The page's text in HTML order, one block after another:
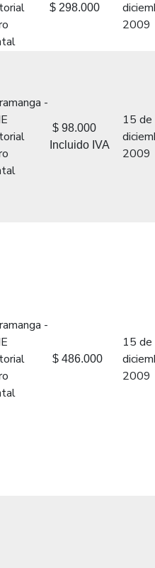
$ 298.000
2009
-
$ 98.000
Incluido IVA
15 de
2009
-
$ 486.000
15 de
2009